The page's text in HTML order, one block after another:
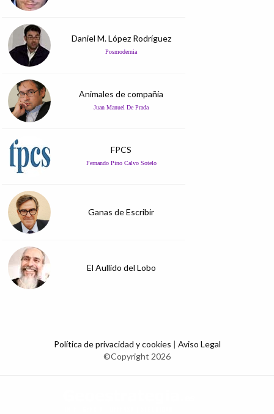
Daniel M. López Rodríguez
Posmodernia
Animales de compañía
Juan Manuel De Prada
FPCS
Fernando Pino Calvo Sotelo
Ganas de Escribir
El Aullido del Lobo
Política de privacidad y cookies | Aviso Legal
©Copyright 2026